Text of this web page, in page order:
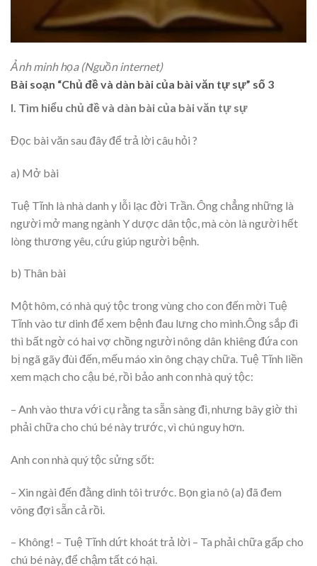
Ảnh minh họa (Nguồn internet)
Bài soạn “Chủ đề và dàn bài của bài văn tự sự” số 3
I. Tìm hiểu chủ đề và dàn bài của bài văn tự sự
Đọc bài văn sau đây để trả lời câu hỏi ?
a) Mở bài
Tuệ Tĩnh là nhà danh y lỗi lạc đời Trần. Ông chẳng những là
người mở mang ngành Y dược dân tộc, mà còn là người hết
lòng thương yêu, cứu giúp người bệnh.
b) Thân bài
Một hôm, có nhà quý tộc trong vùng cho con đến mời Tuệ
Tĩnh vào tư dinh để xem bệnh đau lưng cho mình.Ông sắp đi
thì bất ngờ có hai vợ chồng người nông dân khiêng đứa con
bị ngã gãy đùi đến, mếu máo xin ông chạy chữa. Tuệ Tĩnh liền
xem mạch cho cậu bé, rồi bảo anh con nhà quý tộc:
– Anh vào thưa với cụ rằng ta sẵn sàng đi, nhưng bây giờ thì
phải chữa cho chú bé này trước, vì chú nguy hơn.
Anh con nhà quý tộc sửng sốt:
– Xin ngài đến đằng dinh tôi trước. Bọn gia nô (a) đã đem
võng đợi sẵn cả rồi.
– Không! – Tuệ Tĩnh dứt khoát trả lời – Ta phải chữa gấp cho
chú bé này, để chậm tất có hại.